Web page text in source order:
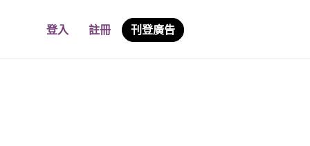
登入 註冊 刊登廣告